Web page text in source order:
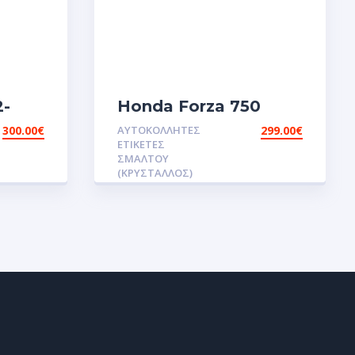
300.00€
Honda Forza 750
Αυτοκολλητες ετικέτες
3D
σμάλτου.Αυτοκόλλητα.stickers
ΑΥΤΟΚΌΛΛΗΤΕΣ
ΕΤΙΚΈΤΕΣ
ΣΜΆΛΤΟΥ
(ΚΡΥΣΤΑΛΛΟΣ)
299.00€